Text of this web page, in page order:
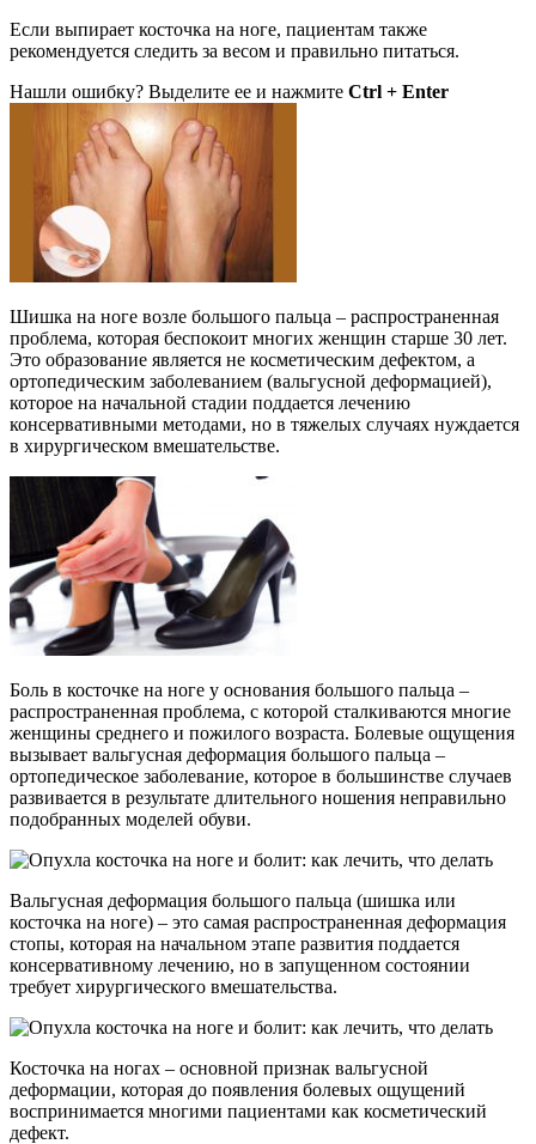
Если выпирает косточка на ноге, пациентам также
рекомендуется следить за весом и правильно питаться.
Нашли ошибку? Выделите ее и нажмите Ctrl + Enter
Шишка на ноге возле большого пальца – распространенная
проблема, которая беспокоит многих женщин старше 30 лет.
Это образование является не косметическим дефектом, а
ортопедическим заболеванием (вальгусной деформацией),
которое на начальной стадии поддается лечению
консервативными методами, но в тяжелых случаях нуждается
в хирургическом вмешательстве.
Боль в косточке на ноге у основания большого пальца –
распространенная проблема, с которой сталкиваются многие
женщины среднего и пожилого возраста. Болевые ощущения
вызывает вальгусная деформация большого пальца –
ортопедическое заболевание, которое в большинстве случаев
развивается в результате длительного ношения неправильно
подобранных моделей обуви.
Вальгусная деформация большого пальца (шишка или
косточка на ноге) – это самая распространенная деформация
стопы, которая на начальном этапе развития поддается
консервативному лечению, но в запущенном состоянии
требует хирургического вмешательства.
Косточка на ногах – основной признак вальгусной
деформации, которая до появления болевых ощущений
воспринимается многими пациентами как косметический
дефект.